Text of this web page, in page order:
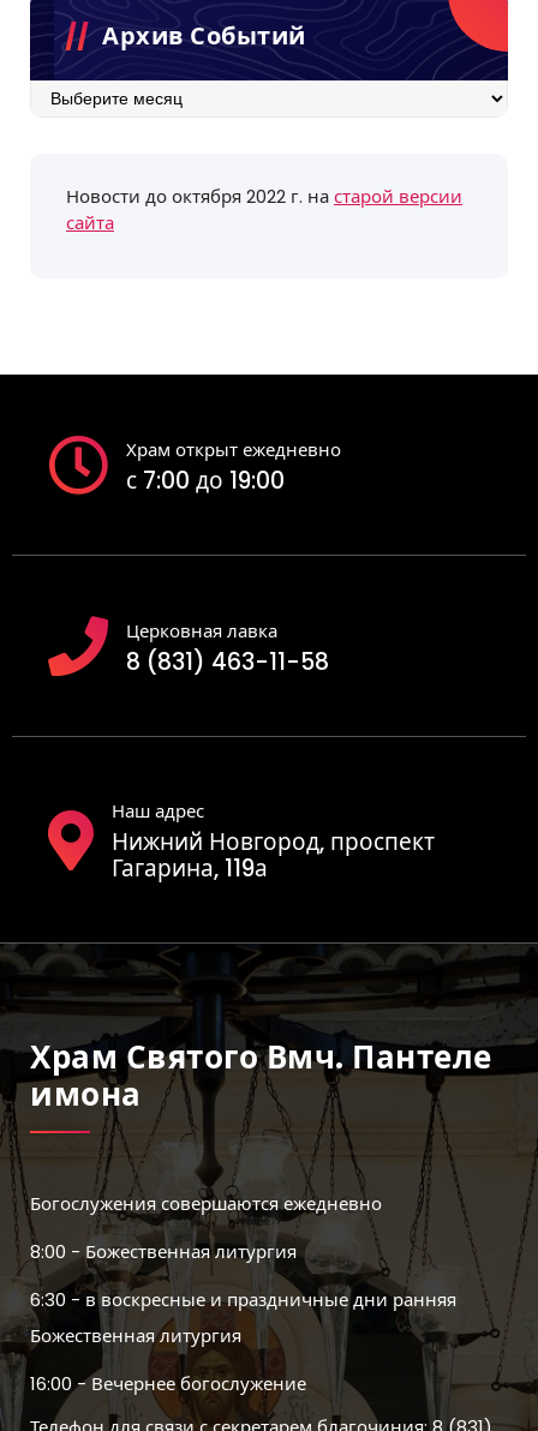
Архив Событий
Архив
Новости до октября 2022 г. настарой версии
сайта
Храм открыт ежедневно
с 7:00 до 19:00
Церковная лавка
8 (831) 463-11-58
Наш адрес
Нижний Новгород, проспект
Гагарина, 119а
Храм Святого Вмч. Пантеле
Имона
Богослужения совершаются ежедневно
8:00 - Божественная литургия
6:30 - в воскресные и праздничные дни ранняя
Божественная литургия
16:00 - Вечернее богослужение